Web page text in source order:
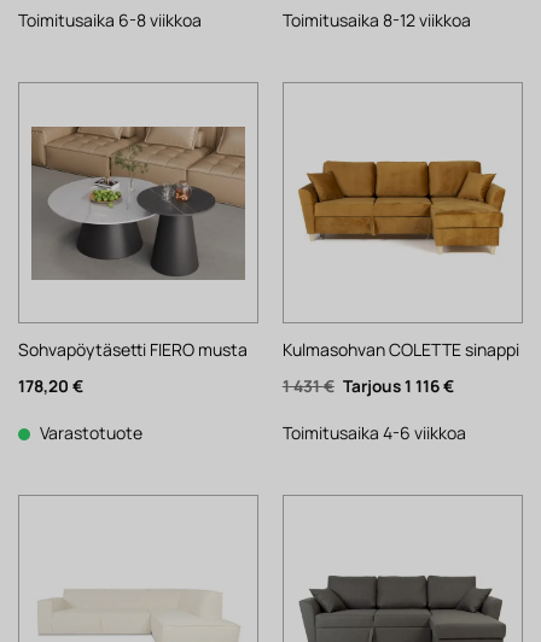
2
142 €.
1
671 €.
Toimitusaika 6-8 viikkoa 1
431 €.
1
116 €.
Toimitusaika 8-12 viikkoa
Sohvapöytäsetti FIERO musta
178,20 €
Varastotuote
Kulmasohvan COLETTE sinappi
1 431€ Alkuperäinen
hinta
1
431 €.
1 116€Nykyinen
1
116 €.
Toimitusaika 4-6 viikkoa